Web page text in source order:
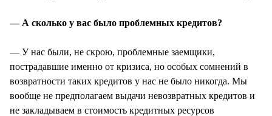
— А сколько у вас было проблемных кредитов?
— У нас были, не скрою, проблемные заемщики,
пострадавшие именно от кризиса, но особых сомнений в
возвратности таких кредитов у нас не было никогда. Мы
вообще не предполагаем выдачи невозвратных кредитов и
не закладываем в стоимость кредитных ресурсов